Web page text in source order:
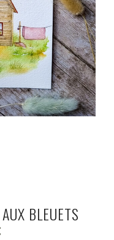
BLEUETS